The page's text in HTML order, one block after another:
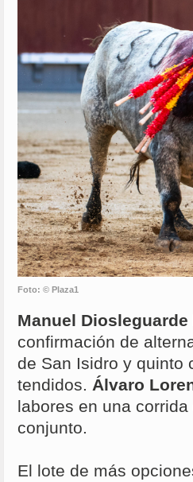
Foto: © Plaza1
Manuel Diosleguarde
confirmación de
de San Isidro y quinto
tendidos. Álvaro
labores en una corrida
conjunto.
El lote de más